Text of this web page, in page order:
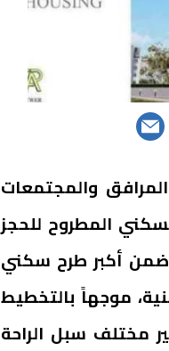
والمجتمعات
المطروح للحجز
ضمن أكبر طرح سكني
400 ألف وحدة سكنية، موجهاً بالتخطيط
مختلف سبل الراحة